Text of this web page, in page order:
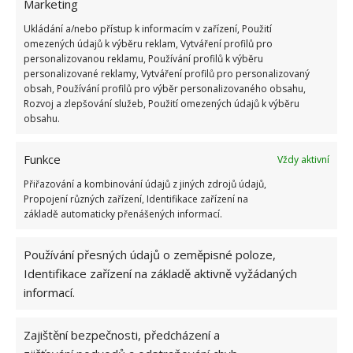
Marketing
Ukládání a/nebo přístup k informacím v zařízení, Použití
omezených údajů k výběru reklam, Vytváření profilů pro
personalizovanou reklamu, Používání profilů k výběru
personalizované reklamy, Vytváření profilů pro personalizovaný
obsah, Používání profilů pro výběr personalizovaného obsahu,
Rozvoj a zlepšování služeb, Použití omezených údajů k výběru
obsahu.
Funkce
Vždy aktivní
Přiřazování a kombinování údajů z jiných zdrojů údajů,
Propojení různých zařízení, Identifikace zařízení na
základě automaticky přenášených informací.
Používání přesných údajů o zeměpisné poloze,
Identifikace zařízení na základě aktivně vyžádaných
informací.
Zajištění bezpečnosti, předcházení a
ČIŠTĚNÍ TOALETY JEDLÁ SODA